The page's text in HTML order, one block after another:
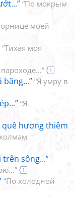
“По мокрым
моей
“Тихая моя
1
“Я умру в
“Я
quê hương thiêm
sông...”
1
“По холодной